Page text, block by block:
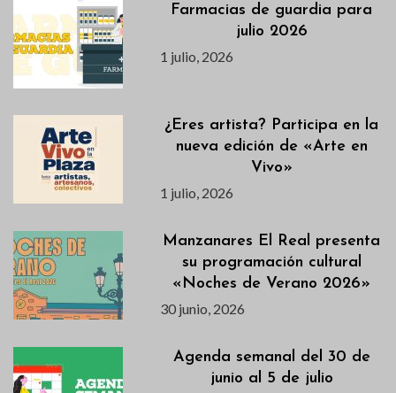
Farmacias de guardia para
julio 2026
1 julio, 2026
¿Eres artista? Participa en la
nueva edición de «Arte en
Vivo»
1 julio, 2026
Manzanares El Real presenta
su programación cultural
«Noches de Verano 2026»
30 junio, 2026
Agenda semanal del 30 de
junio al 5 de julio